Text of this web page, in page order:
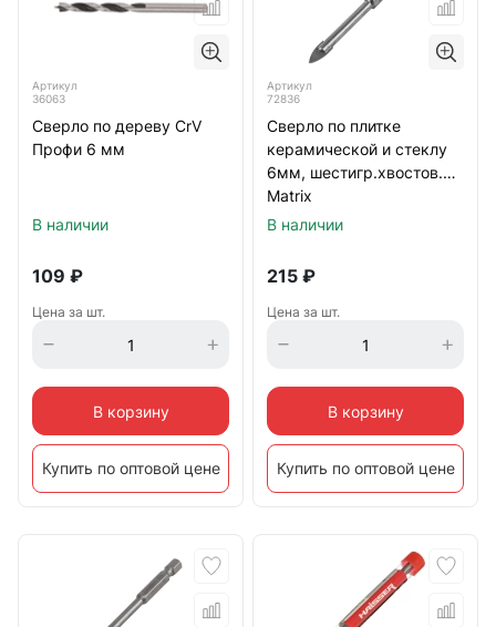
Артикул
36063
Сверло по дереву CrV
Профи 6 мм
В наличии
109 ₽
Цена за шт.
В корзину
Купить по оптовой цене
Артикул
72836
Сверло по плитке
керамической и стеклу
6мм, шестигр.хвостов.
Matrix
В наличии
215 ₽
Цена за шт.
В корзину
Купить по оптовой цене